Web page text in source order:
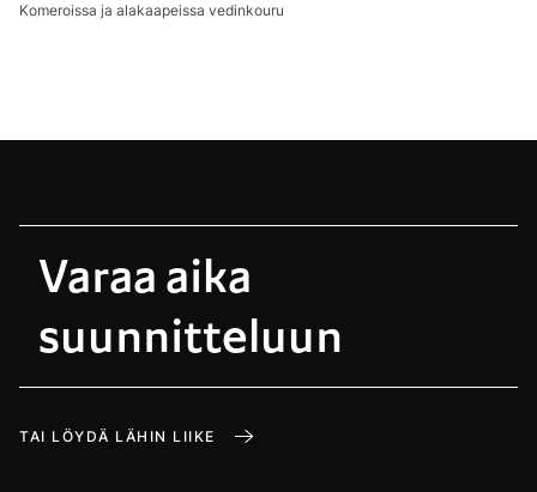
Komeroissa ja alakaapeissa vedinkouru
Varaa aika
suunnitteluun
TAI LÖYDÄ LÄHIN LIIKE